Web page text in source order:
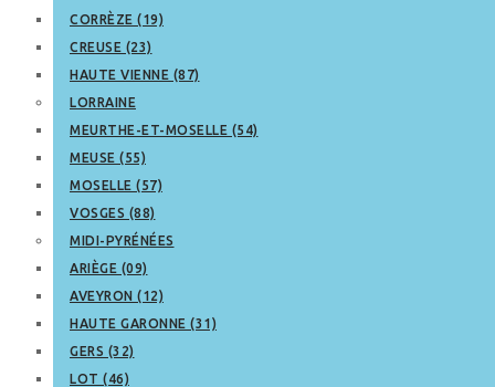
CORRÈZE (19)
CREUSE (23)
HAUTE VIENNE (87)
LORRAINE
MEURTHE-ET-MOSELLE (54)
MEUSE (55)
MOSELLE (57)
VOSGES (88)
MIDI-PYRÉNÉES
ARIÈGE (09)
AVEYRON (12)
HAUTE GARONNE (31)
GERS (32)
LOT (46)